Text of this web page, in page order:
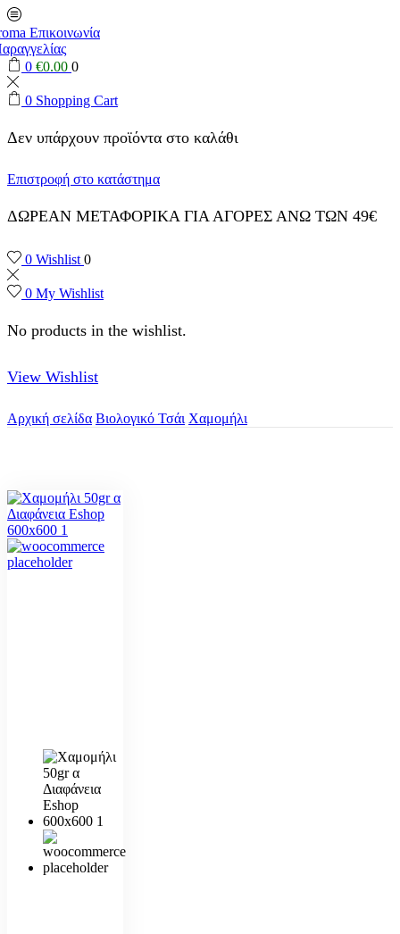
0 €0.00 0
0 Shopping Cart
Δεν υπάρχουν προϊόντα στο καλάθι
Επιστροφή στο κατάστημα
ΔΩΡΕΑΝ ΜΕΤΑΦΟΡΙΚΑ ΓΙΑ ΑΓΟΡΕΣ ΑΝΩ ΤΩΝ 49€
0 Wishlist 0
0 My Wishlist
No products in the wishlist.
View Wishlist
Αρχική σελίδα Βιολογικό Τσάι Χαμομήλι